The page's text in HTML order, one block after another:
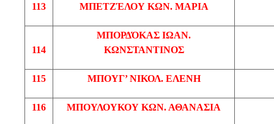
113 ΜΠΕΤΖΈΛΟΥ ΚΩΝ. ΜΑΡΙΑ
114
ΜΠΟΡΔΌΚΑΣ ΙΩΑΝ.
ΚΩΝΣΤΑΝΤΙΝΟΣ
115 ΜΠΟΥΓ’ ΝΙΚΟΛ. ΕΛΕΝΗ
116 ΜΠΟΥΛΟΥΚΟΥ ΚΩΝ. ΑΘΑΝΑΣΙΑ